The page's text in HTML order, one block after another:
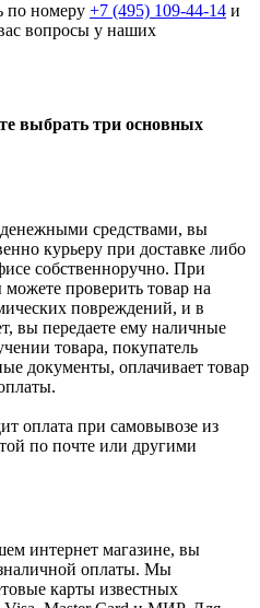
по номеру +7 (495) 109-44-14 и
вопросы у наших
выбрать три основных
средствами, вы
курьеру при доставке либо
собственноручно. При
можете проверить товар на
повреждений, и в
вы передаете ему наличные
товара, покупатель
документы, оплачивает товар
оплата при самовывозе из
по почте или другими
интернет магазине, вы
оплаты. Мы
карты известных